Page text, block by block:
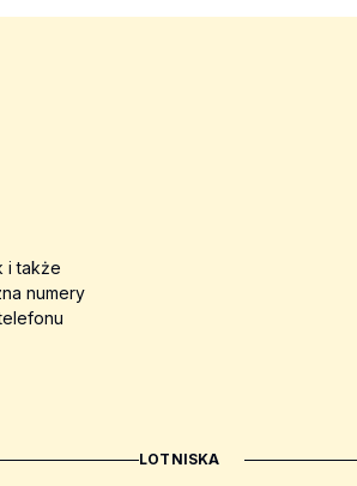
i także
numery
LOTNISKA